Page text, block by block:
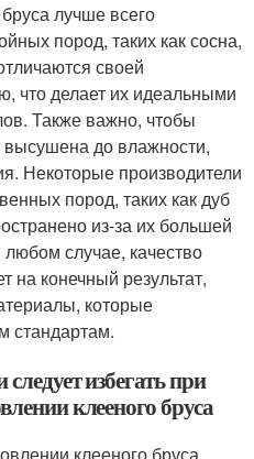
лучше всего
пород, таких как сосна,
своей
что делает их идеальными
Также важно, чтобы
до влажности,
Некоторые производители
пород, таких как дуб
из-за их большей
случае, качество
конечный результат,
которые
стандартам.
избегать при
клееного бруса